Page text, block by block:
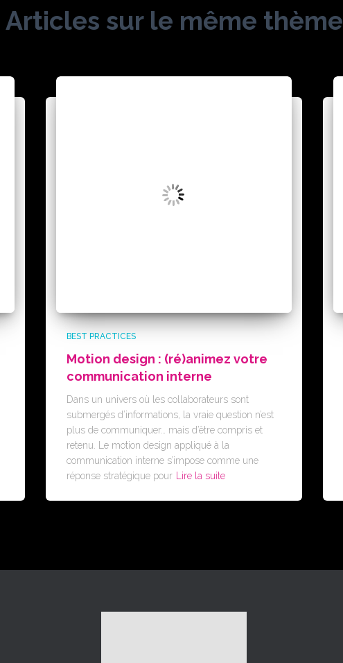
Articles sur le même thème
BEST PRACTICES
Motion design : (ré)animez votre
communication interne
Dans un univers où les collaborateurs sont
submergés d’informations, la vraie question n’est
plus de communiquer… mais d’être compris et
retenu. Le motion design appliqué à la
communication interne s’impose comme une
réponse stratégique pour
Lire la suite